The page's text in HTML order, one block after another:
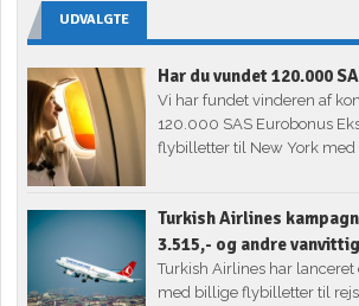
UDVALGTE
Har du vundet 120.000
Vi har fundet vinderen af
120.000 SAS Eurobonus
flybilletter til New York med
Turkish Airlines
3.515,- og andre
Turkish Airlines har
med billige flybilletter til